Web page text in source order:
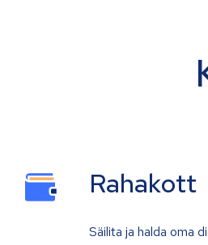
Rahakott
Säilita ja halda oma